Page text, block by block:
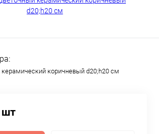
коричневый d20;h20 см